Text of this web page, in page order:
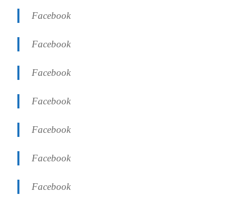
Facebook
Facebook
Facebook
Facebook
Facebook
Facebook
Facebook